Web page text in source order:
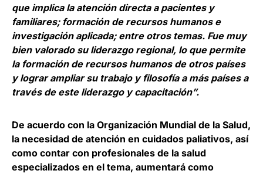
que implica la atención directa a pacientes y
familiares; formación de recursos humanos e
investigación aplicada; entre otros temas. Fue muy
bien valorado su liderazgo regional, lo que permite
la formación de recursos humanos de otros países
y lograr ampliar su trabajo y filosofía a más países a
través de este liderazgo y capacitación”.
De acuerdo con la Organización Mundial de la Salud,
la necesidad de atención en cuidados paliativos, así
como contar con profesionales de la salud
especializados en el tema, aumentará como